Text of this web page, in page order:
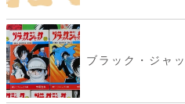
ブラック・ジャ